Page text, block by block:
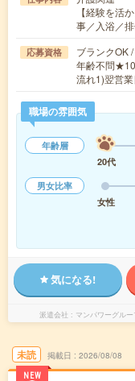
【経験を活
事／入浴／
応募資格
ブランクOK
年齢不問
流れ1)翌営
職場の雰囲気
年齢層
20代
男女比率
女性
気になる!
派遣会社 マンパワーグル
未読
NEW
掲載日 2026/08/08